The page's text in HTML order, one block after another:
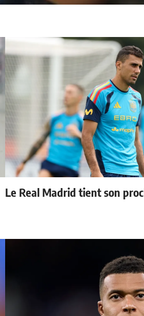
Le Real Madrid tient son